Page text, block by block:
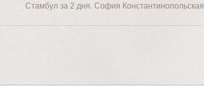
Стамбул за 2 дня. София Константинопольская